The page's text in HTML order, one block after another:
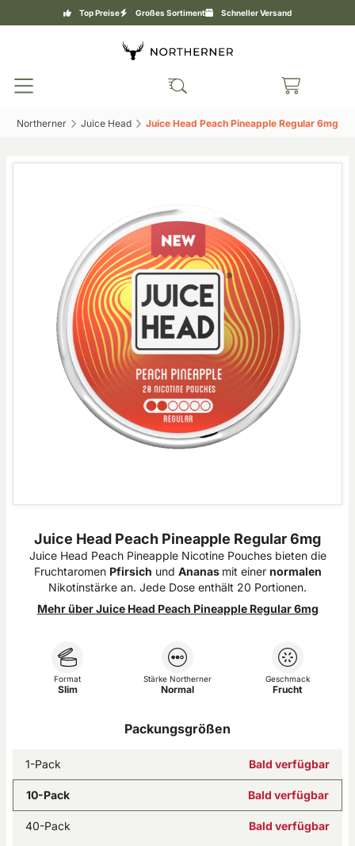
Top Preise Großes Sortiment Schneller Versand
Northerner‎ Juice Head‎ Juice Head Peach Pineapple Regular 6mg‎
Juice Head Peach Pineapple Regular 6mg
Juice Head Peach Pineapple Nicotine Pouches bieten die
Fruchtaromen Pfirsich und Ananas mit einer normalen
Nikotinstärke an. Jede Dose enthält 20 Portionen.
Mehr über Juice Head Peach Pineapple Regular 6mg
Format
Slim
Stärke Northerner
Normal
Geschmack
Frucht
Packungsgrößen
1-Pack Bald verfügbar
10-Pack Bald verfügbar
40-Pack Bald verfügbar